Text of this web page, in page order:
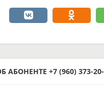
+7 (960) 373-